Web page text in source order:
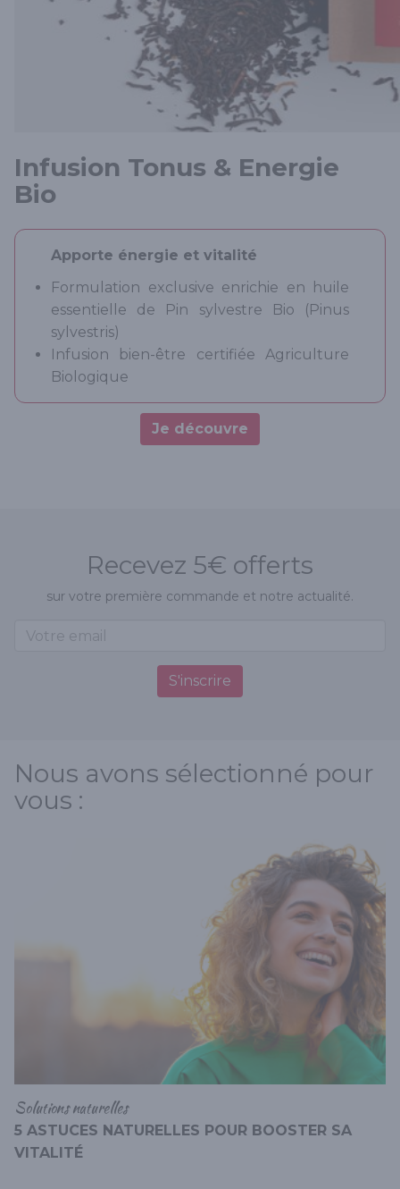
Infusion Tonus & Energie
Bio
Apporte énergie et vitalité
Formulation exclusive enrichie en huile
essentielle de Pin sylvestre Bio (Pinus
sylvestris)
Infusion bien-être certifiée Agriculture
Biologique
Je découvre
Recevez 5€ offerts
sur votre première commande et notre actualité.
S'inscrire
Nous avons sélectionné pour
vous :
Solutions naturelles
5 ASTUCES NATURELLES POUR BOOSTER SA
VITALITÉ